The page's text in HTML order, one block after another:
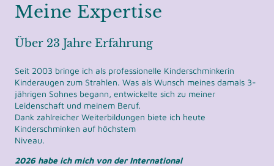
Meine Expertise
Über 23 Jahre Erfahrung
Seit 2003 bringe ich als professionelle Kinderschminkerin
Kinderaugen zum Strahlen. Was als Wunsch meines damals 3-
jährigen Sohnes begann, entwickelte sich zu meiner
Leidenschaft und meinem Beruf.
Dank zahlreicher Weiterbildungen biete ich heute
Kinderschminken auf höchstem
Niveau.
2026 habe ich mich von der International